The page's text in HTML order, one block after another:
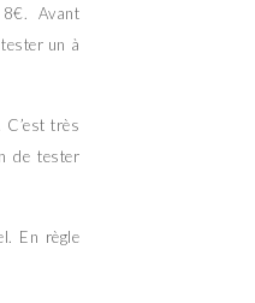
8€. Avant
un à
C’est très
de tester
En règle